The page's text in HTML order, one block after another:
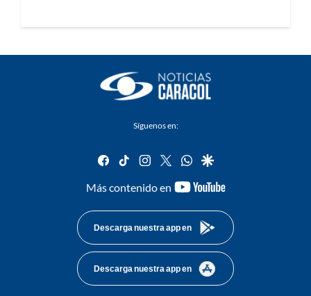
Síguenos en:
facebook
tiktok instagram
twitterwhatsapp
google
Más contenido en
youtube-
Descarga nuestra app en
Descarga nuestra app en